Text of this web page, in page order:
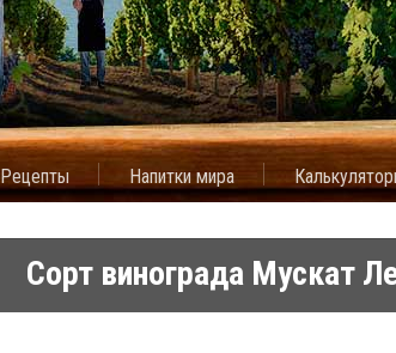
Рецепты Напитки мира
Сорт винограда Мускат